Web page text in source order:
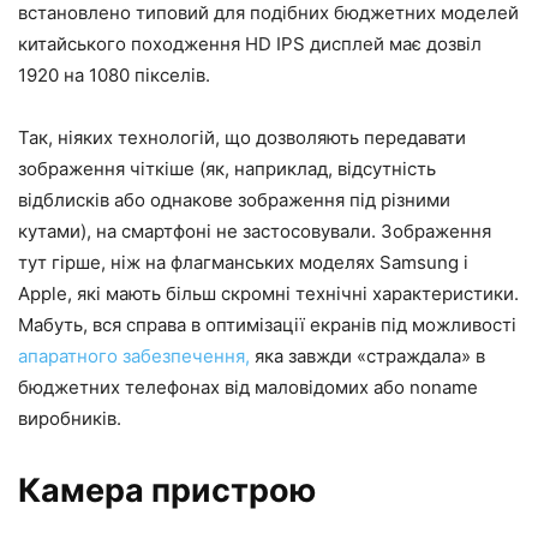
встановлено типовий для подібних бюджетних моделей
китайського походження HD IPS дисплей має дозвіл
1920 на 1080 пікселів.
Так, ніяких технологій, що дозволяють передавати
зображення чіткіше (як, наприклад, відсутність
відблисків або однакове зображення під різними
кутами), на смартфоні не застосовували. Зображення
тут гірше, ніж на флагманських моделях Samsung і
Apple, які мають більш скромні технічні характеристики.
Мабуть, вся справа в оптимізації екранів під можливості
апаратного забезпечення, яка завжди «страждала» в
бюджетних телефонах від маловідомих або noname
виробників.
Камера пристрою